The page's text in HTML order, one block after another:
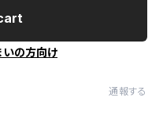
いの方向け
通報する